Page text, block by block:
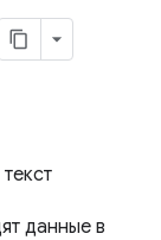
данные в